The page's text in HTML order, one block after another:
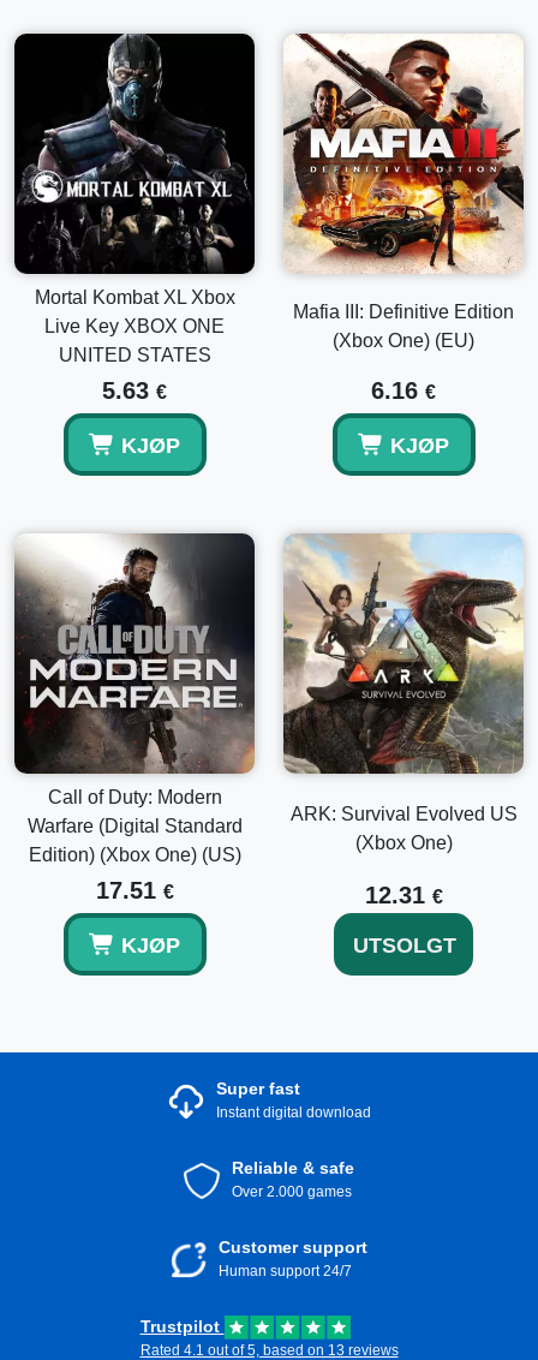
Mortal Kombat XL Xbox
Live Key XBOX ONE
UNITED STATES
5.63 €
KJØP
Mafia III: Definitive Edition
(Xbox One) (EU)
6.16 €
KJØP
Call of Duty: Modern
Warfare (Digital Standard
Edition) (Xbox One) (US)
17.51 €
KJØP
ARK: Survival Evolved US
(Xbox One)
12.31 €
UTSOLGT
Super fast
Instant digital download
Reliable & safe
Over 2.000 games
Customer support
Human support 24/7
Trustpilot
Rated 4.1 out of 5, based on 13 reviews